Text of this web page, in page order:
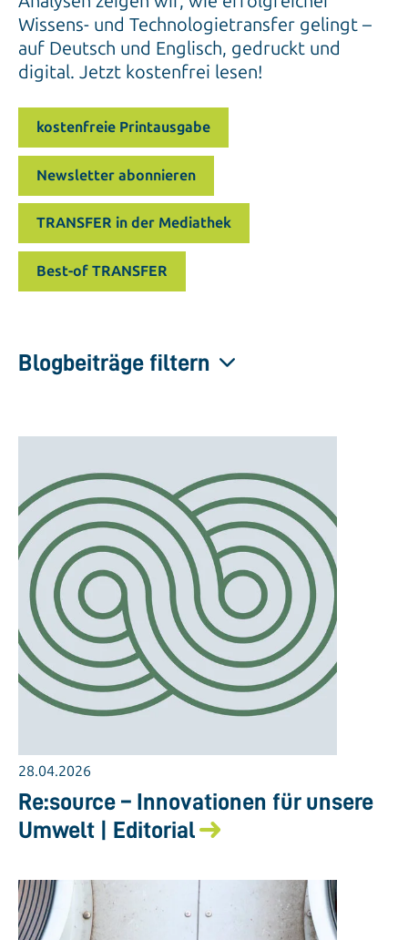
Wissens- und Technologietransfer gelingt –
auf Deutsch und Englisch, gedruckt und
digital. Jetzt kostenfrei lesen!
kostenfreie Printausgabe
Newsletter abonnieren
TRANSFER in der Mediathek
Best-of TRANSFER
Blogbeiträge filtern
28.04.2026
Re:source – Innovationen für unsere
Umwelt | Editorial